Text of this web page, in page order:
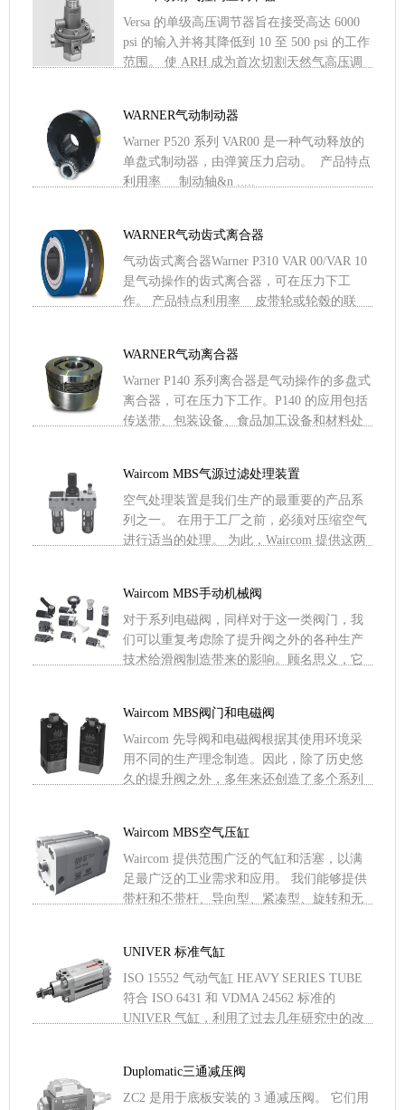
Versa 的单级高压调节器旨在接受高达 6000
psi 的输入并将其降低到 10 至 500 psi 的工作
范围。 使 ARH 成为首次切割天然气高压调
WARNER气动制动器
Warner P520 系列 VAR00 是一种气动释放的
单盘式制动器，由弹簧压力启动。 产品特点
利用率 制动轴&n .....
WARNER气动齿式离合器
气动齿式离合器Warner P310 VAR 00/VAR 10
是气动操作的齿式离合器，可在压力下工
作。 产品特点利用率 皮带轮或轮毂的联
WARNER气动离合器
Warner P140 系列离合器是气动操作的多盘式
离合器，可在压力下工作。P140 的应用包括
传送带、包装设备、食品加工设备和材料处
Waircom MBS气源过滤处理装置
空气处理装置是我们生产的最重要的产品系
列之一。 在用于工厂之前，必须对压缩空气
进行适当的处理。 为此，Waircom 提供这两
Waircom MBS手动机械阀
对于系列电磁阀，同样对于这一类阀门，我
们可以重复考虑除了提升阀之外的各种生产
技术给滑阀制造带来的影响。顾名思义，它
Waircom MBS阀门和电磁阀
Waircom 先导阀和电磁阀根据其使用环境采
用不同的生产理念制造。因此，除了历史悠
久的提升阀之外，多年来还创造了多个系列
Waircom MBS空气压缸
Waircom 提供范围广泛的气缸和活塞，以满
足最广泛的工业需求和应用。 我们能够提供
带杆和不带杆、导向型、紧凑型、旋转和无
UNIVER 标准气缸
ISO 15552 气动气缸 HEAVY SERIES TUBE
符合 ISO 6431 和 VDMA 24562 标准的
UNIVER 气缸，利用了过去几年研究中的改
Duplomatic三通减压阀
ZC2 是用于底板安装的 3 通减压阀。 它们用